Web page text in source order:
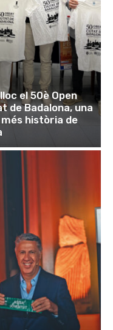
el 50è Open
de Badalona, una
història de